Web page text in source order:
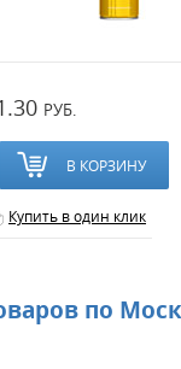
РУБ.
В КОРЗИНУ
Купить в один клик
по